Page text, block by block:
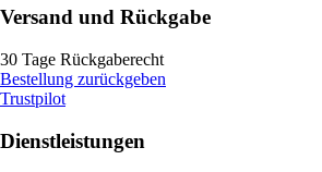
Versand und Rückgabe
30 Tage Rückgaberecht
Bestellung zurückgeben
Trustpilot
Dienstleistungen